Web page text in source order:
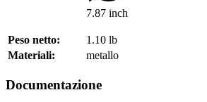
7.87 inch
Peso netto:
1.10 lb
Materiali:
metallo
Documentazione